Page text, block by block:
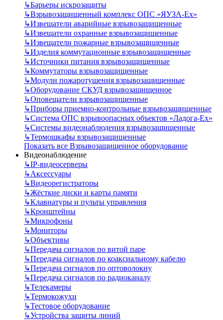
↳Барьеры искрозащиты
↳Взрывозащищенный комплекс ОПС «ЯУЗА-Ех»
↳Извещатели аварийные взрывозащищенные
↳Извещатели охранные взрывозащищенные
↳Извещатели пожарные взрывозащищенные
↳Изделия коммутационные взрывозащищенные
↳Источники питания взрывозащищенные
↳Коммутаторы взрывозащищенные
↳Модули пожаротушения взрывозащищенные
↳Оборудование СКУД взрывозащищенное
↳Оповещатели взрывозащищенные
↳Приборы приемно-контрольные взрывозащищенные
↳Система ОПС взрывоопасных объектов «Ладога-Ex»
↳Системы видеонаблюдения взрывозащищенные
↳Термошкафы взрывозащищенные
Показать все Взрывозащищенное оборудование
Видеонаблюдение
↳IP-видеосерверы
↳Аксессуары
↳Видеорегистраторы
↳Жёсткие диски и карты памяти
↳Клавиатуры и пульты управления
↳Кронштейны
↳Микрофоны
↳Мониторы
↳Объективы
↳Передача сигналов по витой паре
↳Передача сигналов по коаксиальному кабелю
↳Передача сигналов по оптоволокну
↳Передача сигналов по радиоканалу
↳Телекамеры
↳Термокожухи
↳Тестовое оборудование
↳Устройства защиты линий